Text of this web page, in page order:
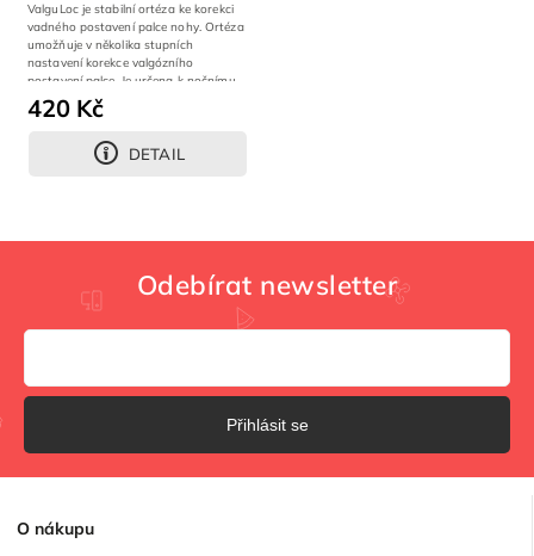
420 Kč
DETAIL
ValguLoc je stabilní ortéza ke korekci
vadného postavení palce nohy. Ortéza
umožňuje v několika stupních
nastavení korekce valgózního
postavení palce. Je určena k nočnímu...
O nákupu
Odebírat newsletter
Přihlásit se